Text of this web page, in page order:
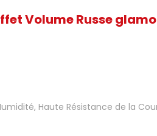
Volume Russe
Haute Résistance de la